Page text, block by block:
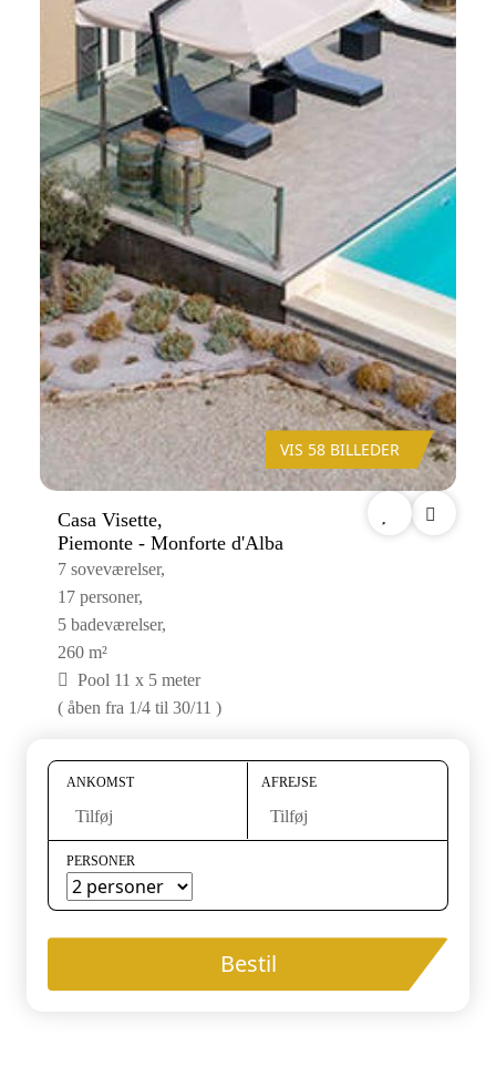
VIS 58 BILLEDER
Casa Visette,
Piemonte - Monforte d'Alba
7 soveværelser,
17 personer,
5 badeværelser,
260 m²
Pool 11 x 5 meter
( åben fra 1/4 til 30/11 )
ANKOMST
Tilføj
AFREJSE
Tilføj
PERSONER
Bestil